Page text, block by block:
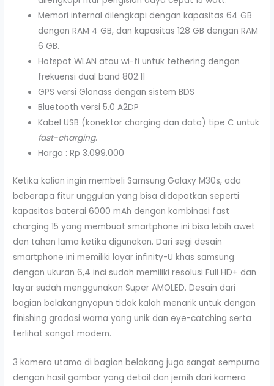
Memori internal dilengkapi dengan kapasitas 64 GB
dengan RAM 4 GB, dan kapasitas 128 GB dengan RAM
6 GB.
Hotspot WLAN atau wi-fi untuk tethering dengan
frekuensi dual band 802.11
GPS versi Glonass dengan sistem BDS
Bluetooth versi 5.0 A2DP
Kabel USB (konektor charging dan data) tipe C untuk
fast-charging.
Harga : Rp 3.099.000
Ketika kalian ingin membeli Samsung Galaxy M30s, ada
beberapa fitur unggulan yang bisa didapatkan seperti
kapasitas baterai 6000 mAh dengan kombinasi fast
charging 15 yang membuat smartphone ini bisa lebih awet
dan tahan lama ketika digunakan. Dari segi desain
smartphone ini memiliki layar infinity-U khas samsung
dengan ukuran 6,4 inci sudah memiliki resolusi Full HD+ dan
layar sudah menggunakan Super AMOLED. Desain dari
bagian belakangnyapun tidak kalah menarik untuk dengan
finishing gradasi warna yang unik dan eye-catching serta
terlihat sangat modern.
3 kamera utama di bagian belakang juga sangat sempurna
dengan hasil gambar yang detail dan jernih dari kamera